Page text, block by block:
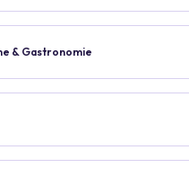
& Gastronomie